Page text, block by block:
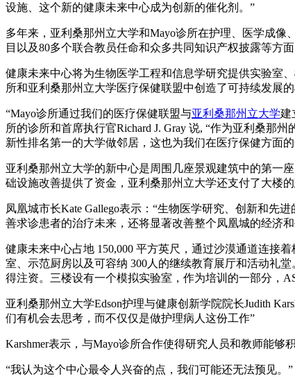
设施、这个新的健康未来中心成为创新的催化剂。”
多年来，亚利桑那州立大学和Mayo诊所在护理、医学成
目以及80多个联合教员任命和众多共同知识产权披露等方面
健康未来中心将为生物医学工程和信息学研究提供实验室
所和亚利桑那州立大学医疗保健联盟中创造了可持续发展的
“Mayo诊所通过我们的医疗保健联盟与亚利桑那州立大学建
所的诊所和首席执行官Richard J. Gray 说, “作为亚利桑那
新性排名第一的大学做邻居，这也为我们在医疗保健方面
亚利桑那州立大学的新中心是周围几座景观建筑中的第一
础设施改善提供了资金，亚利桑那州立大学还支付了大楼的
凤凰城市长Kate Gallego表示：“生物医学研究、创新和先
善求诊患者的治疗未来，还将显著改善整个凤凰城的经济
健康未来中心占地 150,000 平方英尺，通过沙漠通道连接
室、示范厨房以及可容纳 300人的继续教育展厅和活动礼
得注资。三楼设有一个模拟实验室，作为培训的一部分，
亚利桑那州立大学Edson护理与健康创新学院院长Judith
们有机会去思考，而不仅仅是做护理病人这份工作”
Karshmer表示，与Mayo诊所合作使得研究人员和教师能
“我认为这个中心最令人兴奋的点，我们可能还无法预见。”